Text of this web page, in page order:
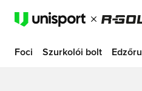
Foci Szurkolói bolt